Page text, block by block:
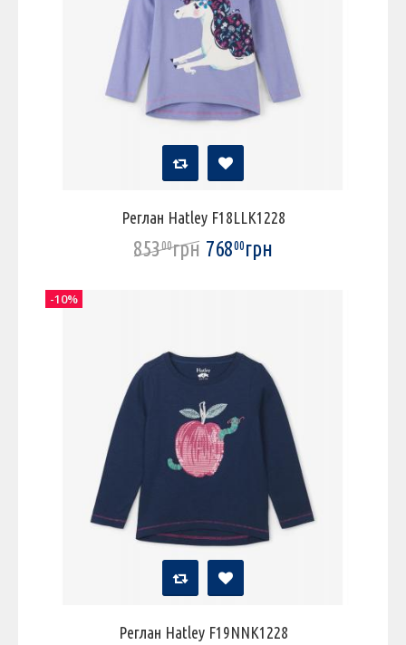
Реглан Hatley F18LLK1228
85300грн 76800грн
Реглан Hatley F19NNK1228
-10%